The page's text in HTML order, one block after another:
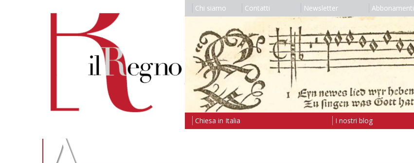
Chi siamo Contatti Newsletter Abbonamenti
Chiesa in Italia I nostri blog